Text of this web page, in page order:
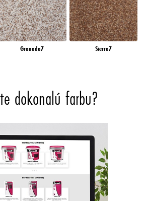
Granada7 Sierra7
dokonalú farbu?